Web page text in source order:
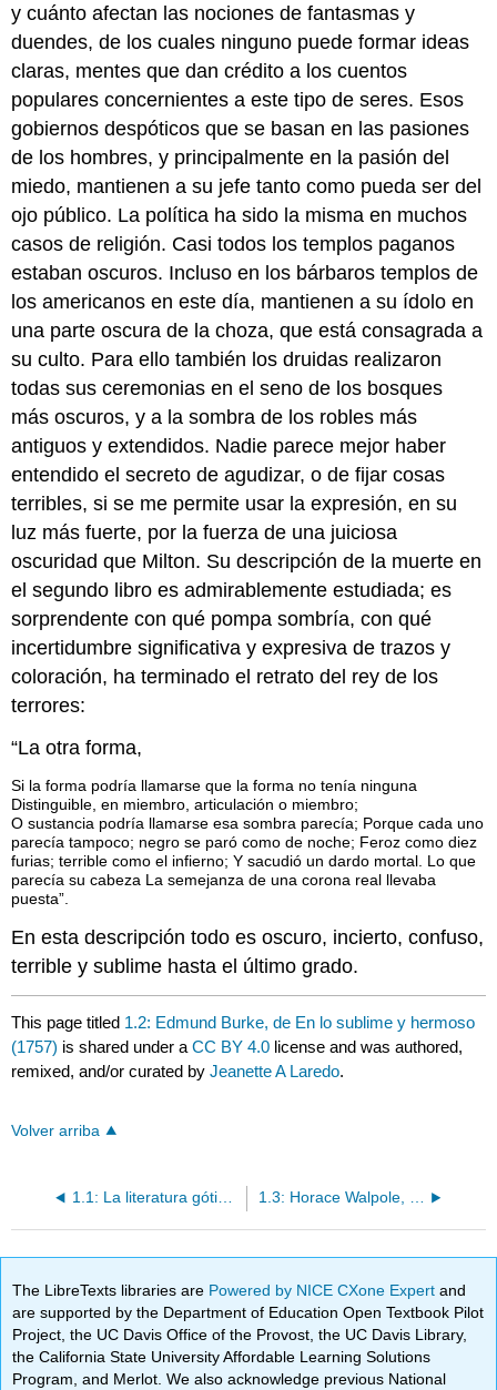
y cuánto afectan las nociones de fantasmas y
duendes, de los cuales ninguno puede formar ideas
claras, mentes que dan crédito a los cuentos
populares concernientes a este tipo de seres. Esos
gobiernos despóticos que se basan en las pasiones
de los hombres, y principalmente en la pasión del
miedo, mantienen a su jefe tanto como pueda ser del
ojo público. La política ha sido la misma en muchos
casos de religión. Casi todos los templos paganos
estaban oscuros. Incluso en los bárbaros templos de
los americanos en este día, mantienen a su ídolo en
una parte oscura de la choza, que está consagrada a
su culto. Para ello también los druidas realizaron
todas sus ceremonias en el seno de los bosques
más oscuros, y a la sombra de los robles más
antiguos y extendidos. Nadie parece mejor haber
entendido el secreto de agudizar, o de fijar cosas
terribles, si se me permite usar la expresión, en su
luz más fuerte, por la fuerza de una juiciosa
oscuridad que Milton. Su descripción de la muerte en
el segundo libro es admirablemente estudiada; es
sorprendente con qué pompa sombría, con qué
incertidumbre significativa y expresiva de trazos y
coloración, ha terminado el retrato del rey de los
terrores:
“La otra forma,
Si la forma podría llamarse que la forma no tenía ninguna
Distinguible, en miembro, articulación o miembro;
O sustancia podría llamarse esa sombra parecía; Porque cada uno
parecía tampoco; negro se paró como de noche; Feroz como diez
furias; terrible como el infierno; Y sacudió un dardo mortal. Lo que
parecía su cabeza La semejanza de una corona real llevaba
puesta”.
En esta descripción todo es oscuro, incierto, confuso,
terrible y sublime hasta el último grado.
This page titled 1.2: Edmund Burke, de En lo sublime y hermoso
(1757) is shared under aCC BY 4.0 license and was authored,
remixed, and/or curated byJeanette A Laredo.
Volver arriba
1.1: La literatura gótica en el siglo XVIII
The LibreTexts libraries are Powered by NICE CXone Expertand
are supported by the Department of Education Open Textbook Pilot
Project, the UC Davis Office of the Provost, the UC Davis Library,
the California State University Affordable Learning Solutions
Program, and Merlot. We also acknowledge previous National